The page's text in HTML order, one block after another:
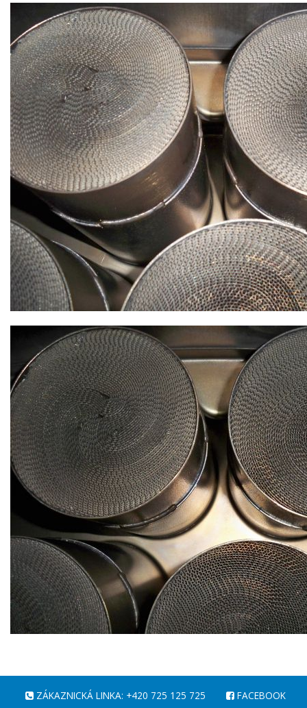
ZÁKAZNICKÁ LINKA: +420 725 125 725 FACEBOOK